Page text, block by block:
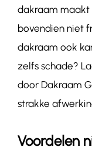
dakraam
bovendien niet
dakraam ook
zelfs schade?
door Dakraam
strakke
Voordelen